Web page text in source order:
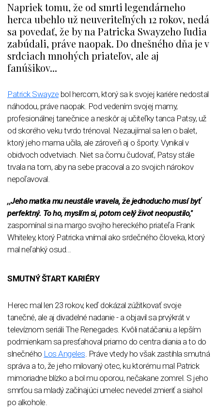
Napriek tomu, že od smrti legendárneho
herca ubehlo už neuveriteľných 12 rokov, nedá
sa povedať, že by na Patricka Swayzeho ľudia
zabúdali, práve naopak. Do dnešného dňa je v
srdciach mnohých priateľov, ale aj
fanúšikov...
Patrick Swayze bol hercom, ktorý sa k svojej kariére nedostal
náhodou, práve naopak. Pod vedením svojej mamy,
profesionálnej tanečnice a neskôr aj učiteľky tanca Patsy, už
od skorého veku tvrdo trénoval. Nezaujímal sa len o balet,
ktorý jeho mama učila, ale zároveň aj o športy. Vynikal v
obidvoch odvetviach. Niet sa čomu čudovať, Patsy stále
trvala na tom, aby na sebe pracoval a zo svojich nárokov
nepoľavoval.
,,Jeho matka mu neustále vravela, že jednoducho musí byť
perfektný. To ho, myslím si, potom celý život neopustilo,''
zaspomínal si na margo svojho hereckého priateľa Frank
Whiteley, ktorý Patricka vnímal ako srdečného človeka, ktorý
mal neľahký osud...
SMUTNÝ ŠTART KARIÉRY
Herec mal len 23 rokov, keď dokázal zúžitkovať svoje
tanečné, ale aj divadelné nadanie - a objavil sa prvýkrát v
televíznom seriáli The Renegades. Kvôli natáčaniu a lepším
podmienkam sa presťahoval priamo do centra diania a to do
slnečného Los Angeles. Práve vtedy ho však zastihla smutná
správa a to, že jeho milovaný otec, ku ktorému mal Patrick
mimoriadne blízko a bol mu oporou, nečakane zomrel. S jeho
smrťou sa mladý začínajúci umelec nevedel zmieriť a siahol
po alkohole.